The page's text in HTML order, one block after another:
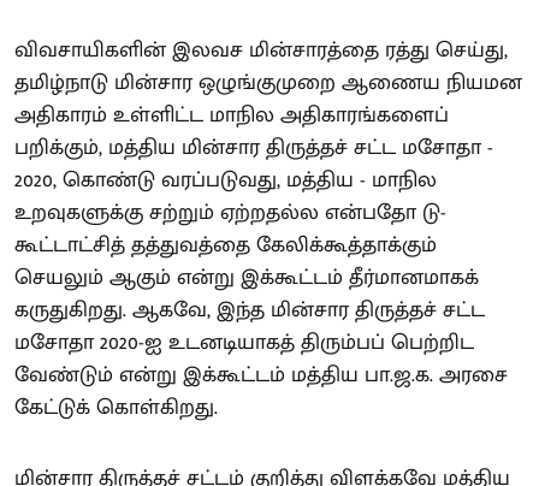
விவசாயிகளின் இலவச மின்சாரத்தை ரத்து செய்து,
தமிழ்நாடு மின்சார ஒழுங்குமுறை ஆணைய நியமன
அதிகாரம் உள்ளிட்ட மாநில அதிகாரங்களைப்
பறிக்கும், மத்திய மின்சார திருத்தச் சட்ட மசோதா -
2020, கொண்டு வரப்படுவது, மத்திய - மாநில
உறவுகளுக்கு சற்றும் ஏற்றதல்ல என்பதோ டு-
கூட்டாட்சித் தத்துவத்தை கேலிக்கூத்தாக்கும்
செயலும் ஆகும் என்று இக்கூட்டம் தீர்மானமாகக்
கருதுகிறது. ஆகவே, இந்த மின்சார திருத்தச் சட்ட
மசோதா 2020-ஐ உடனடியாகத் திரும்பப் பெற்றிட
வேண்டும் என்று இக்கூட்டம் மத்திய பா.ஜ.க. அரசை
கேட்டுக் கொள்கிறது.